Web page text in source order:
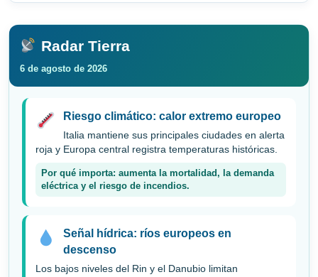
Radar Tierra
6 de agosto de 2026
Riesgo climático: calor extremo europeo
Italia mantiene sus principales ciudades en alerta
roja y Europa central registra temperaturas históricas.
Por qué importa: aumenta la mortalidad, la demanda
eléctrica y el riesgo de incendios.
Señal hídrica: ríos europeos en
descenso
Los bajos niveles del Rin y el Danubio limitan